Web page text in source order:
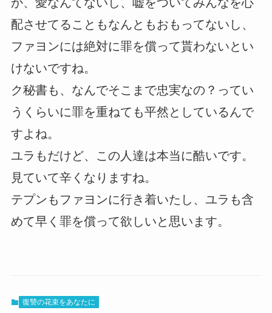
配させてることもなんともおもってないし、
ファヨンには絶対に罪を償って貰わないとい
けないですね。
ク秘書も、なんでそこまで忠実なの？ってい
うくらいに罪を重ねても平然としているんで
すよね。
ユラもだけど、この人達は本当に酷いです。
見ていて辛くなりますね。
テプンもファヨンに行き着いたし、ユラも含
めて早く罪を償って欲しいと思います。
復讐の花束をあなたに